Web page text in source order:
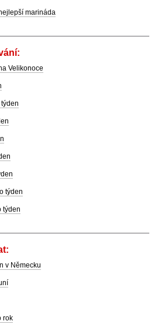
marináda
Velikonoce
týden
týden
v Německu
rok